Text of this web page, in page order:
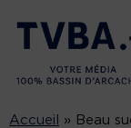
Accueil » Beau